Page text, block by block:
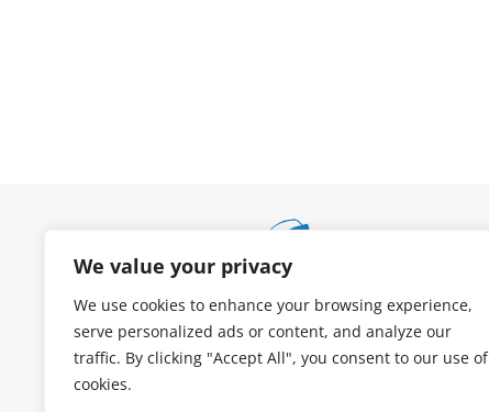
We value your privacy
We use cookies to enhance your browsing experience,
serve personalized ads or content, and analyze our
traffic. By clicking "Accept All", you consent to our use of
cookies.